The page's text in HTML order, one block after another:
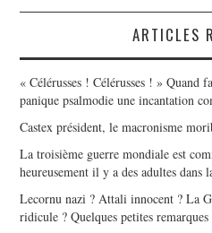
ARTICLES
« Célérusses ! Célérusses ! » Quand
panique psalmodie une incantation
Castex président, le macronisme
La troisième guerre mondiale est
heureusement il y a des adultes dans
Lecornu nazi ? Attali innocent ? La
ridicule ? Quelques petites